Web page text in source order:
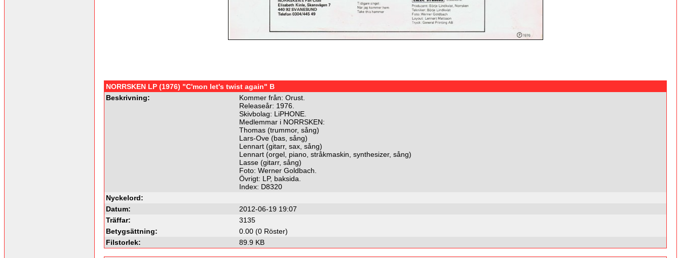
NORRSKEN LP (1976) "C'mon let's twist again" B
Beskrivning:
Kommer från: Orust.
Releaseår: 1976.
Skivbolag: LiPHONE.
Medlemmar i NORRSKEN:
Thomas (trummor, sång)
Lars-Ove (bas, sång)
Lennart (gitarr, sax, sång)
Lennart (orgel, piano, stråkmaskin, synthesizer, sång)
Lasse (gitarr, sång)
Foto: Werner Goldbach.
Övrigt: LP, baksida.
Index: D8320
Nyckelord:
Datum:
2012-06-19 19:07
Träffar:
3135
Betygsättning:
0.00 (0 Röster)
Filstorlek:
89.9 KB